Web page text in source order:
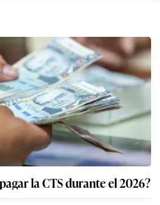
la CTS durante el 2026?